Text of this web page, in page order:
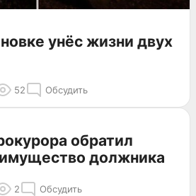
унёс жизни двух
52 Обсудить
обратил
должника
2 Обсудить